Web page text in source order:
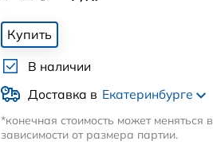
Купить
В наличии
Доставка в Екатеринбурге
*конечная стоимость может меняться в
зависимости от размера партии.